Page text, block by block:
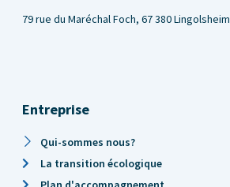
79 rue du Maréchal Foch, 67 380 Lingolsheim
Entreprise
Qui-sommes nous?
La transition écologique